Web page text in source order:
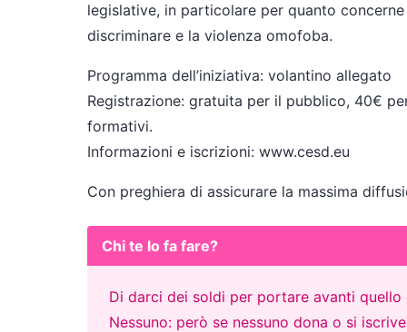
legislative, in particolare per quanto
discriminare e la violenza omofoba.
Programma dell’iniziativa: volantino allegato
Registrazione: gratuita per il pubblico, 40€
formativi.
Informazioni e iscrizioni: www.cesd.eu
Con preghiera di assicurare la massima
Chi te lo fa fare?
Di darci dei soldi per portare avanti
Nessuno: però se nessuno dona o si